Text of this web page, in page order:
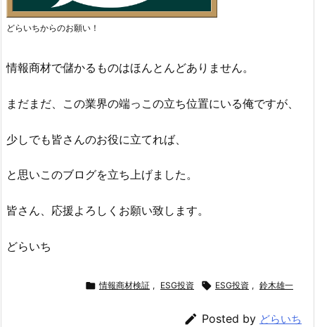
どらいちからのお願い！
情報商材で儲かるものはほんとんどありません。
まだまだ、この業界の端っこの立ち位置にいる俺ですが、
少しでも皆さんのお役に立てれば、
と思いこのブログを立ち上げました。
皆さん、応援よろしくお願い致します。
どらいち
 情報商材検証 , ESG投資  ESG投資 , 鈴木雄一
 Posted by どらいち